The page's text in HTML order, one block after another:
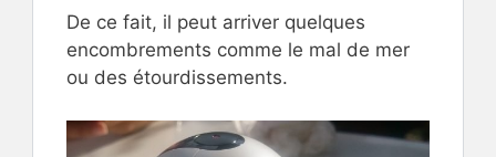
De ce fait, il peut arriver quelques
encombrements comme le mal de mer
ou des étourdissements.